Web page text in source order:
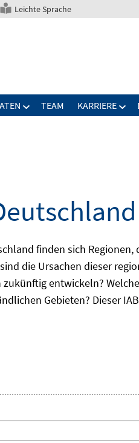
Leichte Sprache
TEAM KARRIERE
finden sich
die Ursachen dieser
entwickeln?
Gebieten? DieserIAB